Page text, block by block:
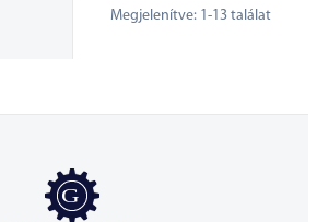
Megjelenítve: 1-13találat